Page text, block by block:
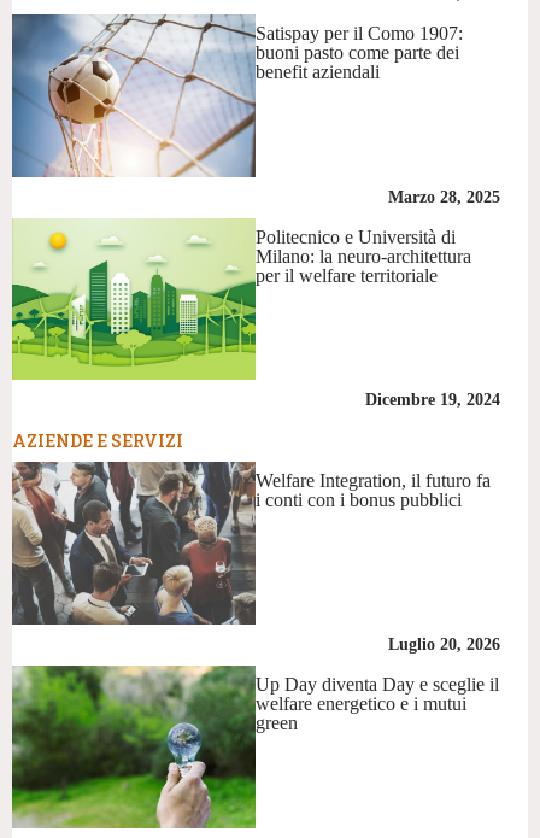
Satispay per il Como 1907:
buoni pasto come parte dei
benefit aziendali
Marzo 28, 2025
Politecnico e Università di
Milano: la neuro-architettura
per il welfare territoriale
Dicembre 19, 2024
AZIENDE E SERVIZI
Welfare Integration, il futuro fa
i conti con i bonus pubblici
Luglio 20, 2026
Up Day diventa Day e sceglie il
welfare energetico e i mutui
green